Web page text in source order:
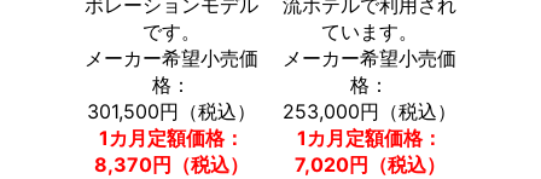
ボレーションモデル
です。
メーカー希望小売価
格：
301,500円（税込）
1カ月定額価格：
8,370円（税込）
流ホテルで利用され
ています。
メーカー希望小売価
格：
253,000円（税込）
1カ月定額価格：
7,020円（税込）